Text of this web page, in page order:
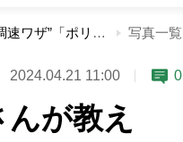
予約の取れない家政婦makoさんが教える“調速ワザ”「ポリ袋調理法「失敗知らずのチーズオムレツ」他 写真一覧
2024.04.21 11:00 0
が教え